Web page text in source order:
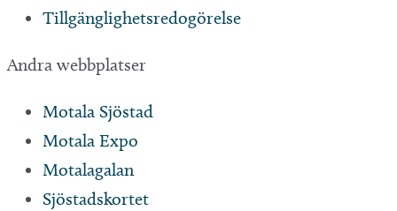
Tillgänglighetsredogörelse
Andra webbplatser
Motala Sjöstad
Motala Expo
Motalagalan
Sjöstadskortet